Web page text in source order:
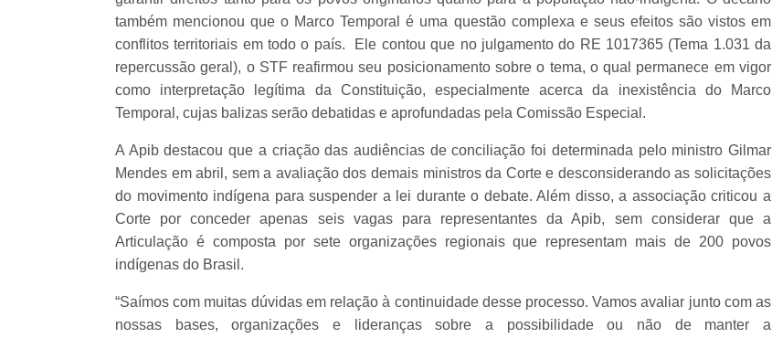
também mencionou que o Marco Temporal é uma questão complexa e seus efeitos são vistos em
conflitos territoriais em todo o país. Ele contou que no julgamento do RE 1017365 (Tema 1.031 da
repercussão geral), o STF reafirmou seu posicionamento sobre o tema, o qual permanece em vigor
como interpretação legítima da Constituição, especialmente acerca da inexistência do Marco
Temporal, cujas balizas serão debatidas e aprofundadas pela Comissão Especial.
A Apib destacou que a criação das audiências de conciliação foi determinada pelo ministro Gilmar
Mendes em abril, sem a avaliação dos demais ministros da Corte e desconsiderando as solicitações
do movimento indígena para suspender a lei durante o debate. Além disso, a associação criticou a
Corte por conceder apenas seis vagas para representantes da Apib, sem considerar que a
Articulação é composta por sete organizações regionais que representam mais de 200 povos
indígenas do Brasil.
“Saímos com muitas dúvidas em relação à continuidade desse processo. Vamos avaliar junto com as
nossas bases, organizações e lideranças sobre a possibilidade ou não de manter a